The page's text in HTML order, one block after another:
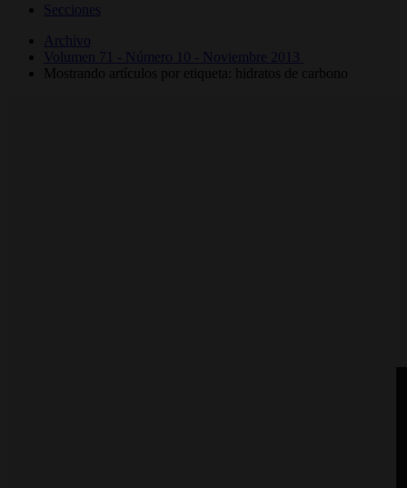
Secciones
Archivo
Volumen 71 - Número 10 - Noviembre 2013
Mostrando artículos por etiqueta: hidratos de carbono